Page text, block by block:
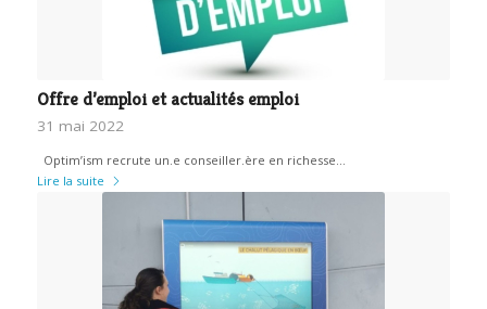
Offre d’emploi et actualités emploi
31 mai 2022
Optim’ism recrute un.e conseiller.ère en richesse…
Lire la suite